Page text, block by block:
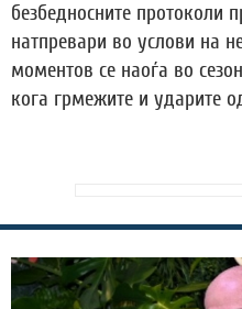
безбедносните протоколи
натпревари во услови на
моментов се наоѓа во
кога грмежите и ударите